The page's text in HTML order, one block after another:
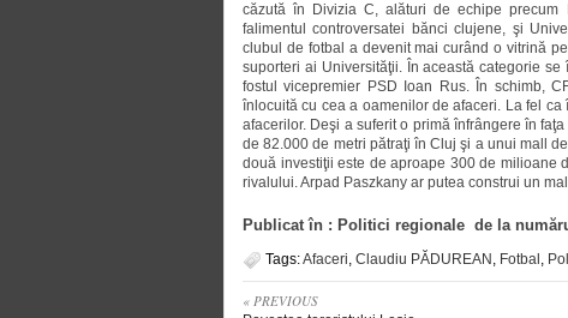
căzută în Divizia C, alături de echipe precum
falimentul controversatei bănci clujene, şi
clubul de fotbal a devenit mai curând o vitrină
suporteri ai Universităţii. În această categorie
fostul vicepremier PSD Ioan Rus. În schimb,
înlocuită cu cea a oamenilor de afaceri. La fel
afacerilor. Deşi a suferit o primă înfrângere în
de 82.000 de metri pătraţi în Cluj şi a unui mall
două investiţii este de aproape 300 de milioane
rivalului. Arpad Paszkany ar putea construi un
Publicat în : Politici regionale de la
Tags:Afaceri, Claudiu PĂDUREAN , Fotbal ,
« PREVIOUS